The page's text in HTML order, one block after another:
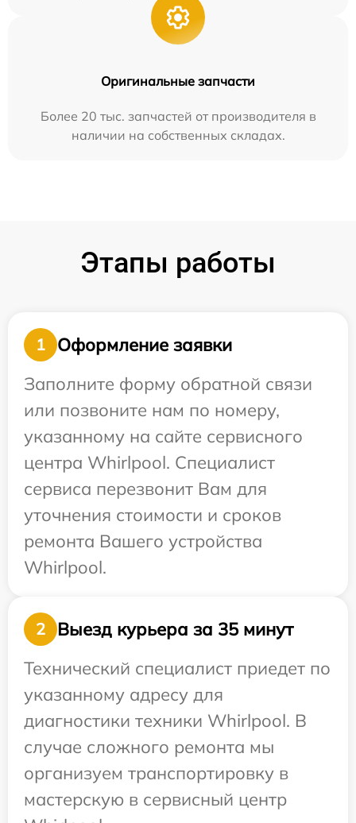
Оригинальные запчасти
Более 20 тыс. запчастей от производителя в
наличии на собственных складах.
Этапы работы
1
Оформление заявки
Заполните форму обратной связи
или позвоните нам по номеру,
указанному на сайте сервисного
центра Whirlpool. Специалист
сервиса перезвонит Вам для
уточнения стоимости и сроков
ремонта Вашего устройства
Whirlpool.
2
Выезд курьера за 35 минут
Технический специалист приедет по
указанному адресу для
диагностики техники Whirlpool. В
случае сложного ремонта мы
организуем транспортировку в
мастерскую в сервисный центр